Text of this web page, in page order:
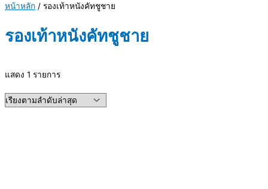
หน้าหลัก / รองเท้าหนังคัทชูชาย
รองเท้าหนังคัทชูชาย
แสดง 1 รายการ